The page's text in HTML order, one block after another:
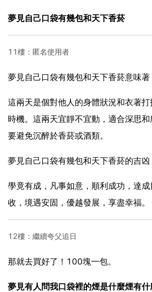
夢見自己口袋有幾包和天下香菸
11樓：匿名使用者
夢見自己口袋有幾包和天下香菸意味著
這兩天是個對他人的身體狀況和衣著
時機。這兩天宜靜不宜動，適合深思
要避免沉醉於香菸或酒類。
夢見自己口袋有幾包和天下香菸的吉凶
學竟有成，凡事如意，順利成功，達
收，境遇安固，優越發展，享盡幸福。
12樓：繼續夸父追日
那就去買好了！100塊一包。
夢見有人問我口袋裡的煙是什麼煙有什